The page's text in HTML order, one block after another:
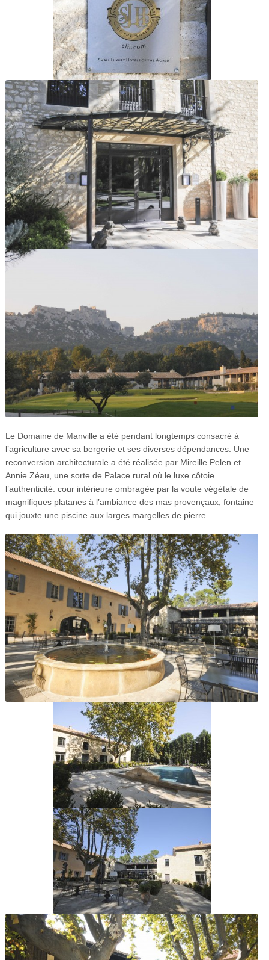
Le Domaine de Manville a été pendant longtemps consacré à
l’agriculture avec sa bergerie et ses diverses dépendances. Une
reconversion architecturale a été réalisée par Mireille Pelen et
Annie Zéau, une sorte de Palace rural où le luxe côtoie
l’authenticité: cour intérieure ombragée par la voute végétale de
magnifiques platanes à l’ambiance des mas provençaux, fontaine
qui jouxte une piscine aux larges margelles de pierre….